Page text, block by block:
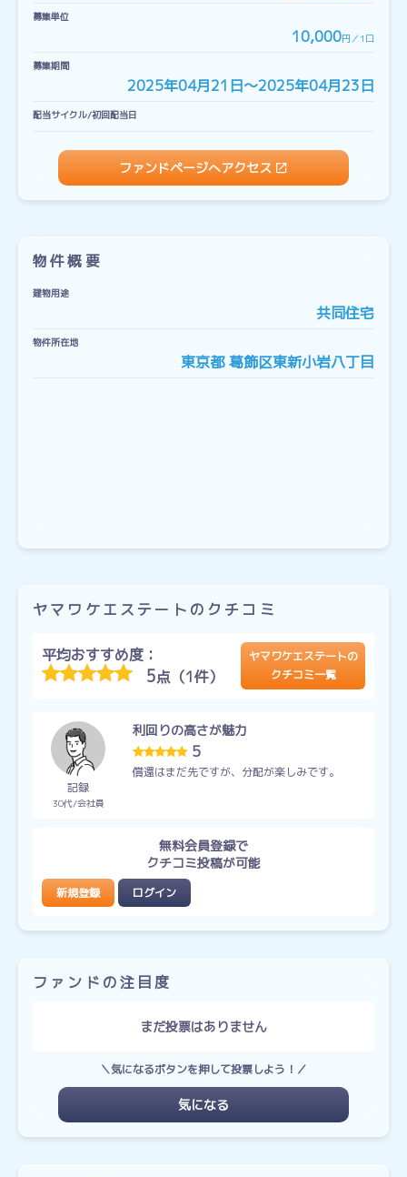
募集単位
10,000円／1口
募集期間
2025年04月21日〜2025年04月23日
配当サイクル/初回配当日
ファンドページへアクセス
物件概要
建物用途
共同住宅
物件所在地
東京都 葛飾区東新小岩八丁目
ヤマワケエステートのクチコミ
平均おすすめ度：
5点（1件）
ヤマワケエステートの
クチコミ一覧
記録
30代 会社員
利回りの高さが魅力
5
償還はまだ先ですが、分配が楽しみです。
無料会員登録で
クチコミ投稿が可能
新規登録 ログイン
ファンドの注目度
まだ投票はありません
＼気になるボタンを押して投票しよう！／
気になる